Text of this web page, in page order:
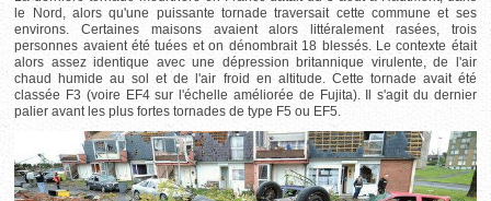
le Nord, alors qu'une puissante tornade traversait cette commune et ses
environs. Certaines maisons avaient alors littéralement rasées, trois
personnes avaient été tuées et on dénombrait 18 blessés. Le contexte était
alors assez identique avec une dépression britannique virulente, de l'air
chaud humide au sol et de l'air froid en altitude. Cette tornade avait été
classée F3 (voire EF4 sur l'échelle améliorée de Fujita). Il s'agit du dernier
palier avant les plus fortes tornades de type F5 ou EF5.